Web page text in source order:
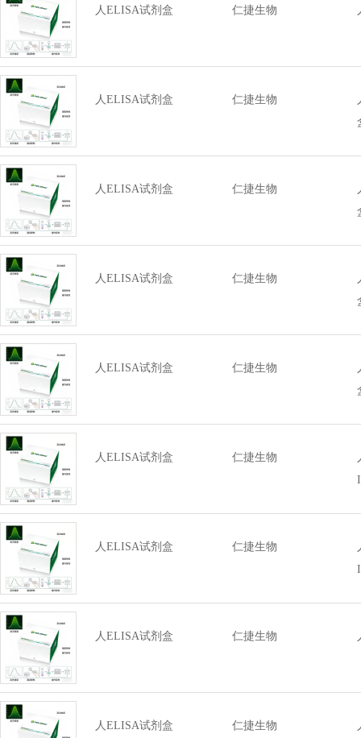
人ELISA试剂盒 仁捷生物
人ELISA试剂盒 仁捷生物
人ELISA试剂盒 仁捷生物
人ELISA试剂盒 仁捷生物
人ELISA试剂盒 仁捷生物
人ELISA试剂盒 仁捷生物
人ELISA试剂盒 仁捷生物
人ELISA试剂盒 仁捷生物
人ELISA试剂盒 仁捷生物